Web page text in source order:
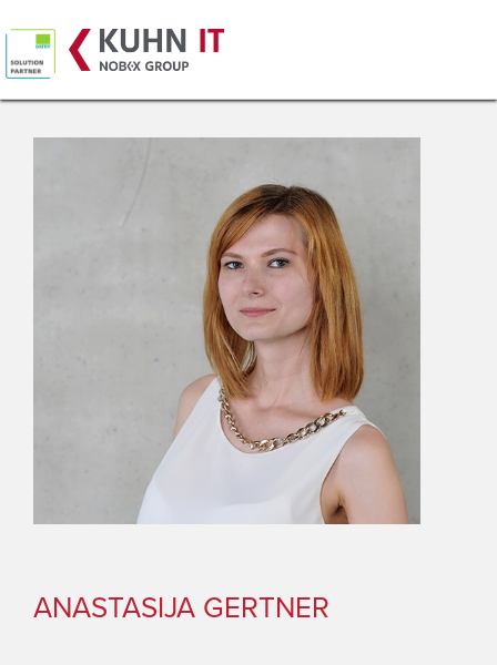
ANASTASIJA GERTNER